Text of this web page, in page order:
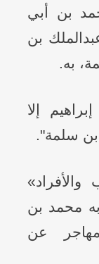
بن أبي
بن
به.
إلا
سلمة".
15): "تفرد به محمد بن
عن